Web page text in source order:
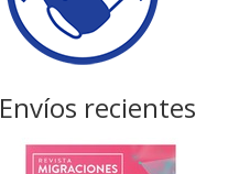
Envíos recientes